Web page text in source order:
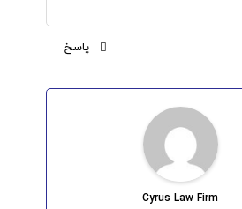
پاسخ
Cyrus Law Firm